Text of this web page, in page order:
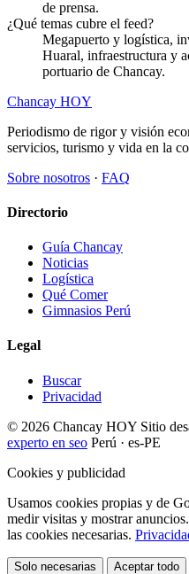
de prensa.
¿Qué temas cubre el feed?
Megapuerto y logística,
Huaral, infraestructura y
portuario de Chancay.
Chancay HOY
Periodismo de rigor y visión
servicios, turismo y vida en la
Sobre nosotros · FAQ
Directorio
Guía Chancay
Noticias
Logística
Qué Comer
Gimnasios Perú
Legal
Buscar
Privacidad
© 2026 Chancay HOY Sitio
experto en seo Perú · es-PE
Cookies y publicidad
Usamos cookies propias y de
medir visitas y mostrar
las cookies necesarias.
Solo necesarias Aceptar todo